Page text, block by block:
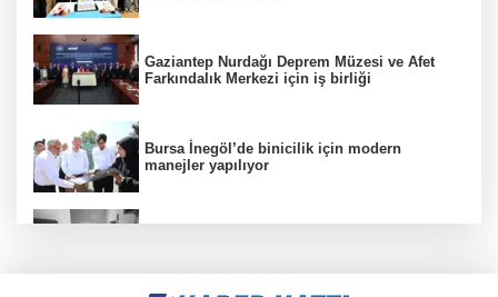
Gaziantep Nurdağı Deprem Müzesi ve Afet
Farkındalık Merkezi için iş birliği
Bursa İnegöl’de binicilik için modern
manejler yapılıyor